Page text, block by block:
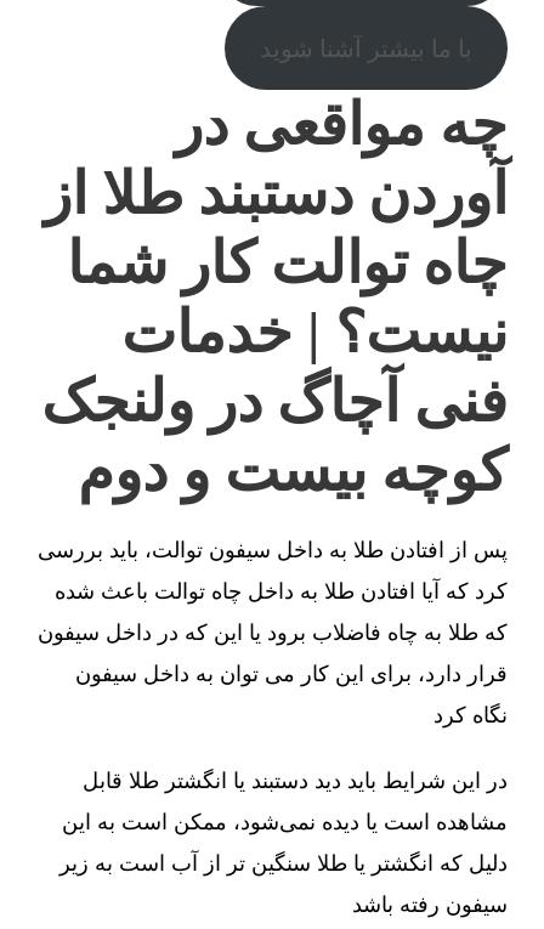
با ما بیشتر آشنا شوید
چه مواقعی در
آوردن دستبند طلا از
چاه توالت کار شما
نیست؟ | خدمات
فنی آچاگ در ولنجک
کوچه بیست و دوم
پس از افتادن طلا به داخل سیفون توالت، باید بررسی
کرد که آیا افتادن طلا به داخل چاه توالت باعث شده
که طلا به چاه فاضلاب برود یا این که در داخل سیفون
قرار دارد، برای این کار می توان به داخل سیفون
نگاه کرد
در این شرایط باید دید دستبند یا انگشتر طلا قابل
مشاهده است یا دیده نمی‌شود، ممکن است به این
دلیل که انگشتر یا طلا سنگین تر از آب است به زیر
سیفون رفته باشد